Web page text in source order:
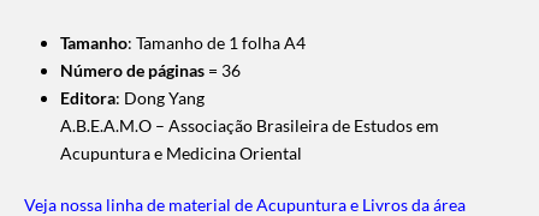
Tamanho: Tamanho de 1 folha A4
Número de páginas = 36
Editora: Dong Yang
A.B.E.A.M.O – Associação Brasileira de Estudos em
Acupuntura e Medicina Oriental
Veja nossa linha de material de Acupuntura e Livros da área